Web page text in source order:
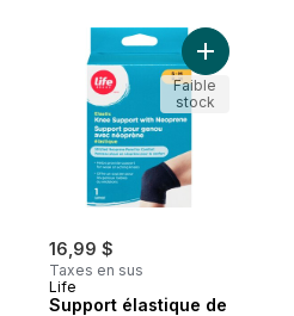
16,99 $
Taxes en sus
Life
Support élastique de
Ajouter
Faible
stock